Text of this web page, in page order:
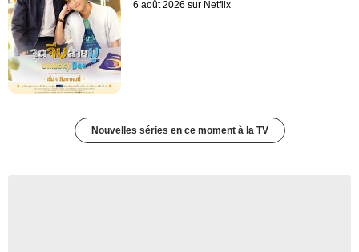
6 août 2026 sur Netflix
Nouvelles séries en ce moment à la TV